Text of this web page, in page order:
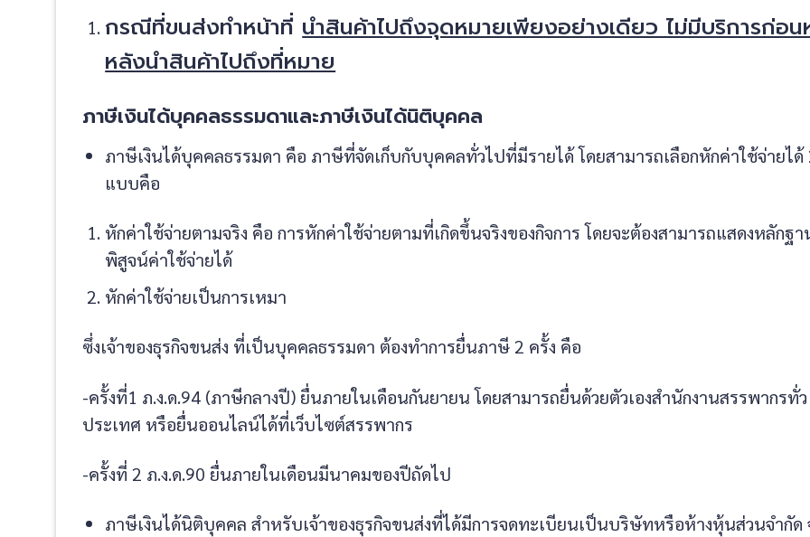
กรณีที่ขนส่งทำหน้าที่ นำสินค้าไปถึงจุดหมายเพียงอย่างเดียว ไม่มีบริการก่อน
หลังนำสินค้าไปถึงที่หมาย
ภาษีเงินได้บุคคลธรรมดาและภาษีเงินได้นิติบุคคล
ภาษีเงินได้บุคคลธรรมดา คือ ภาษีที่จัดเก็บกับบุคคลทั่วไปที่มีรายได้ โดยสามารถเลือกหักค่าใช้จ่ายได้
แบบคือ
หักค่าใช้จ่ายตามจริง คือ การหักค่าใช้จ่ายตามที่เกิดขึ้นจริงของกิจการ โดยจะต้องสามารถแสดงหลักฐา
พิสูจน์ค่าใช้จ่ายได้
หักค่าใช้จ่ายเป็นการเหมา
ซึ่งเจ้าของธุรกิจขนส่ง ที่เป็นบุคคลธรรมดา ต้องทำการยื่นภาษี 2 ครั้ง คือ
-ครั้งที่1 ภ.ง.ด.94 (ภาษีกลางปี) ยื่นภายในเดือนกันยายน โดยสามารถยื่นด้วยตัวเองสำนักงานสรรพากรทั่ว
ประเทศ หรือยื่นออนไลน์ได้ที่เว็บไซต์สรรพากร
-ครั้งที่ 2 ภ.ง.ด.90 ยื่นภายในเดือนมีนาคมของปีถัดไป
ภาษีเงินได้นิติบุคคล สำหรับเจ้าของธุรกิจขนส่งที่ได้มีการจดทะเบียนเป็นบริษัทหรือห้างหุ้นส่วนจำกัด